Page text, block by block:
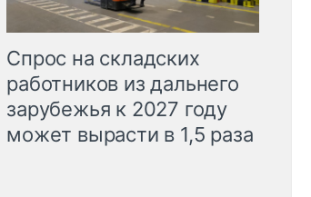
Спрос на складских
работников из дальнего
зарубежья к 2027 году
может вырасти в 1,5 раза